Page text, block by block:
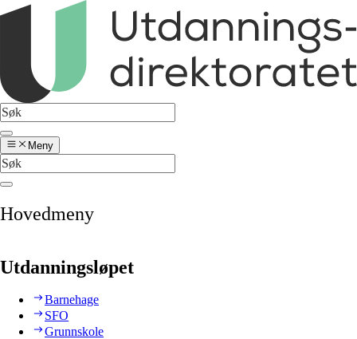
Meny
Hovedmeny
Utdanningsløpet
Barnehage
SFO
Grunnskole